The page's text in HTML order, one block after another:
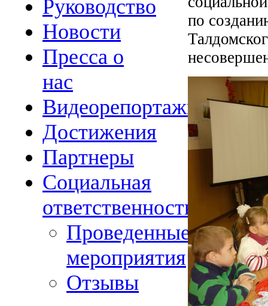
Руководство
Новости
Пресса о
нас
Видеорепортажи
Достижения
Партнеры
Социальная
ответственность
Проведенные
мероприятия
Отзывы
по